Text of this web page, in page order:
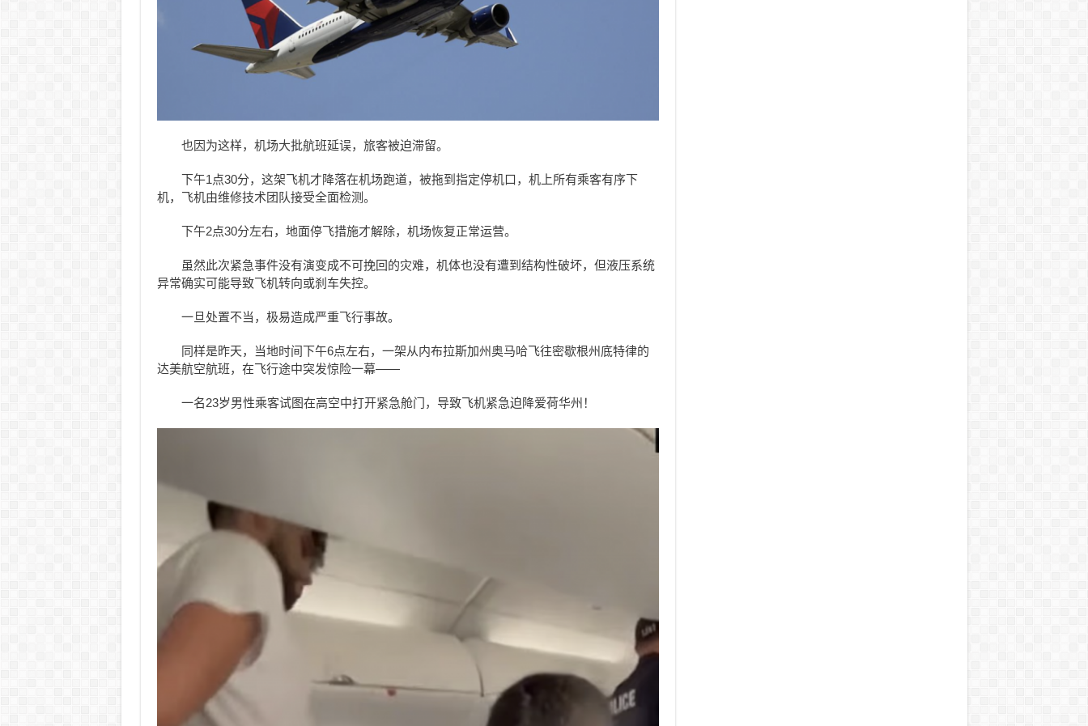
也因为这样，机场大批航班延误，旅客被迫滞留。
下午1点30分，这架飞机才降落在机场跑道，被拖到指定停机口，机上所有乘客有序下
机，飞机由维修技术团队接受全面检测。
下午2点30分左右，地面停飞措施才解除，机场恢复正常运营。
虽然此次紧急事件没有演变成不可挽回的灾难，机体也没有遭到结构性破坏，但液压系统
异常确实可能导致飞机转向或刹车失控。
一旦处置不当，极易造成严重飞行事故。
同样是昨天，当地时间下午6点左右，一架从内布拉斯加州奥马哈飞往密歇根州底特律的
达美航空航班，在飞行途中突发惊险一幕——
一名23岁男性乘客试图在高空中打开紧急舱门，导致飞机紧急迫降爱荷华州！